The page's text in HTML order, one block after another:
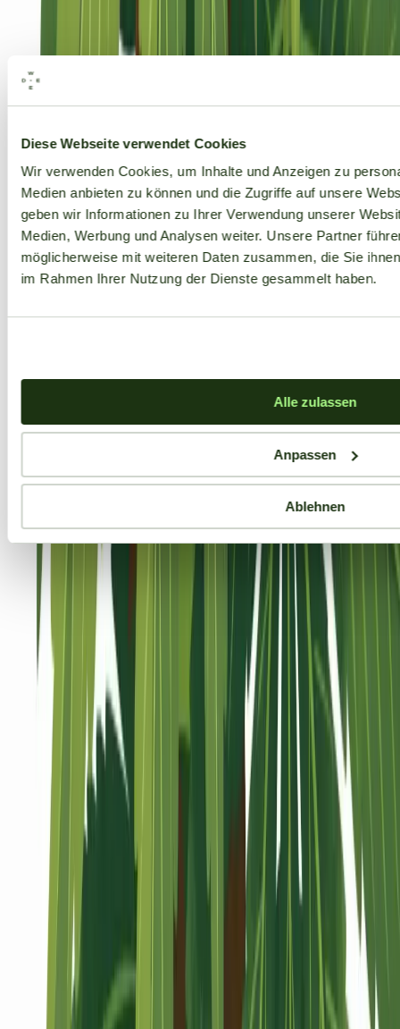
Diese Webseite verwendet Cookies
Wir verwenden Cookies, um Inhalte und Anzeigen zu
Medien anbieten zu können und die Zugriffe auf unsere
geben wir Informationen zu Ihrer Verwendung unserer
Medien, Werbung und Analysen weiter. Unsere Partner
möglicherweise mit weiteren Daten zusammen, die Sie
im Rahmen Ihrer Nutzung der Dienste gesammelt haben.
Alle zulassen
Anpassen
Ablehnen
Seedbanks